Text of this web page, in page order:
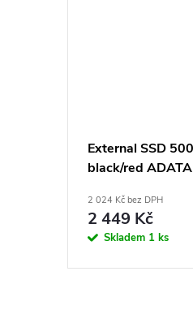
External SSD
black/red ADATA
2 024 Kč bez DPH
2 449 Kč
Skladem 1 ks